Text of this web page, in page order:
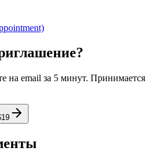
на email за 5 минут. Принимается
19